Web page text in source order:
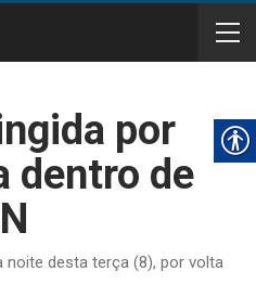
por
dentro de
desta terça (8), por volta